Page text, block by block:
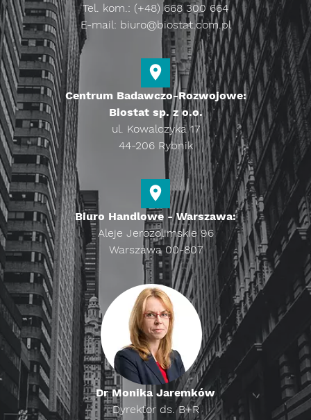
Tel. kom.: (+48) 668 300 664
E-mail: biuro@biostat.com.pl
Centrum Badawczo-Rozwojowe:
Biostat sp. z o.o.
ul. Kowalczyka 17
44-206 Rybnik
Biuro Handlowe - Warszawa:
Aleje Jerozolimskie 96
Warszawa 00-807
Dr Monika Jaremków
Dyrektor ds. B+R